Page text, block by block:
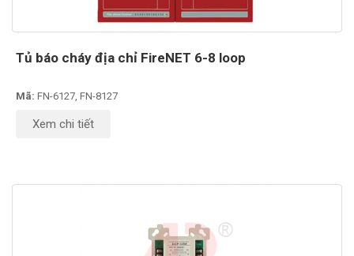
Tủ báo cháy địa chỉ FireNET 6-8 loop
Mã: FN-6127, FN-8127
Xem chi tiết